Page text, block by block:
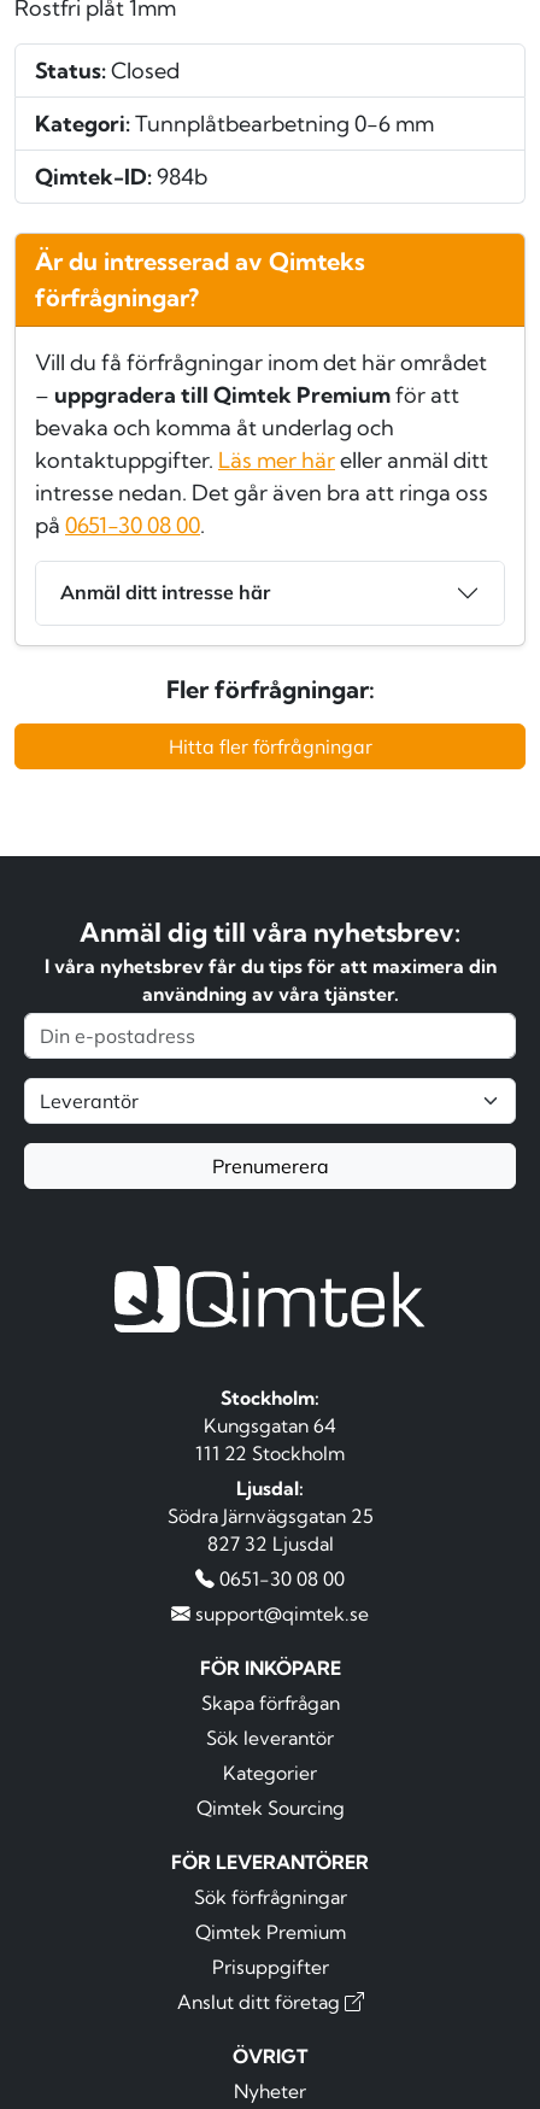
Rostfri plåt 1mm
Status:Closed
Kategori:Tunnplåtbearbetning 0-6 mm
Qimtek-ID:984b
Är du intresserad av Qimteks
förfrågningar?
Vill du få förfrågningar inom det här området
– uppgradera till Qimtek Premiumför att
bevaka och komma åt underlag och
kontaktuppgifter. Läs mer häreller anmäl ditt
intresse nedan. Det går även bra att ringa oss
på 0651-30 08 00.
Anmäl ditt intresse här
Fler förfrågningar:
Hitta fler förfrågningar
Anmäl dig till våra nyhetsbrev:
I våra nyhetsbrev får du tips för att maximera din
användning av våra tjänster.
Prenumerera
Stockholm:
Kungsgatan 64
111 22 Stockholm
Ljusdal:
Södra Järnvägsgatan 25
827 32 Ljusdal
0651-30 08 00
support@qimtek.se
FÖR INKÖPARE
Skapa förfrågan
Sök leverantör
Kategorier
Qimtek Sourcing
FÖR LEVERANTÖRER
Sök förfrågningar
Qimtek Premium
Prisuppgifter
Anslut ditt företag
ÖVRIGT
Nyheter